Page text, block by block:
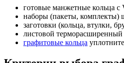
готовые манжетные кольца
наборы (пакеты,
заготовки (кольца, втулки,
листовой
графитовые кольца